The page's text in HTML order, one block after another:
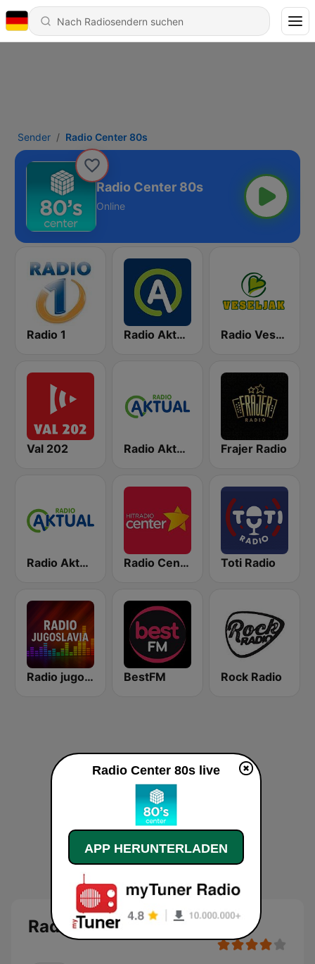
Sender Radio Center 80s
Radio Center 80s
Online
Radio 1 Radio Aktual Radio Veseljak
Val 202 Radio Aktual Fešta Frajer Radio
Radio Aktual Dalmacija Radio Center 103.7 FM Toti Radio
Radio jugoslavija BestFM Rock Radio
Radio Center 80s
Radio Center 80s live
APP HERUNTERLADEN